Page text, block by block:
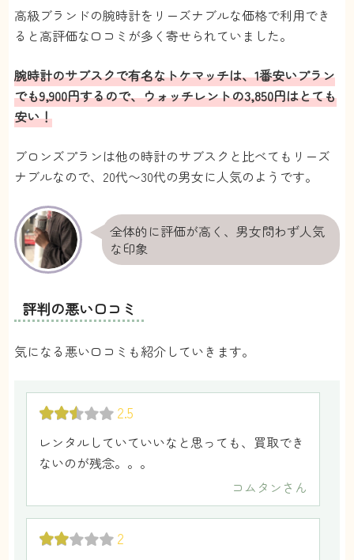
ROLEXの時計の購入を考えていたのですが、買
ってみてイメージと違ったり、つけ心地が悪か
ったら嫌だなと思って、ウォッチレントで試し
きるので、お試しで付けてみたい人にはかなり
おすすめのサービスだなと思いました。
4.5
ものがたくさんあって迷いました！いろんな時
あっちゃん
5
ブロンズプランに加入していますが、予想以上
にハイランクの時計が借りれてお得な気分で
す！この間友人の結婚式で付けて行った時も、
同期から褒められて嬉しかったです！
御茶ノ水さん
高級ブランドの腕時計をリーズナブルな価格で利用でき
ると高評価な口コミが多く寄せられていました。
腕時計のサブスクで有名なトケマッチは、1番安いプラン
でも9,900円するので、ウォッチレントの3,850円はとても
安い！
ブロンズプランは他の時計のサブスクと比べてもリーズ
ナブルなので、20代〜30代の男女に人気のようです。
全体的に評価が高く、男女問わず人気
な印象
評判の悪い口コミ
気になる悪い口コミも紹介していきます。
2.5
レンタルしていていいなと思っても、買取でき
ないのが残念。。。
コムタン さん
2